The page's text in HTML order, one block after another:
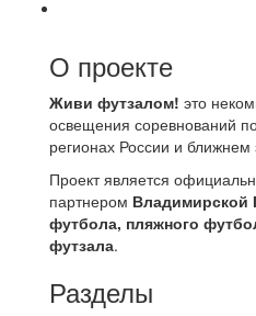
О проекте
Живи футзалом! это
освещения соревнований
регионах России и ближнем
Проект является
партнером Владимирской
футбола, пляжного
футзала.
Разделы